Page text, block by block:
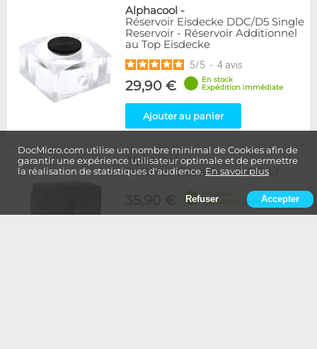
DocMicro.com utilise un nombre minimal de Cookies afin de
garantir une expérience utilisateur optimale et de permettre
la réalisation de statistiques d'audience. En savoir plus
Refuser Accepter
Alphacool -
Réservoir Eisdecke DDC/D5 Single
Reservoir - Réservoir Additionnel
au Top Eisdecke
5/5 - 4 avis
29,90 €
En stock
Expédition immédiate
Ajouter au panier
Alphacool-
Réservoir Eisstation 40 DC-LT
En stock
Expédition immédiate